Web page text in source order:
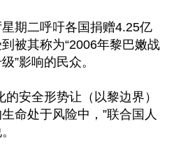
期二呼吁各国捐赠4.25亿
被其称为“2006年黎巴嫩战
”影响的民众。
安全形势让（以黎边界）
命处于风险中，”联合国人